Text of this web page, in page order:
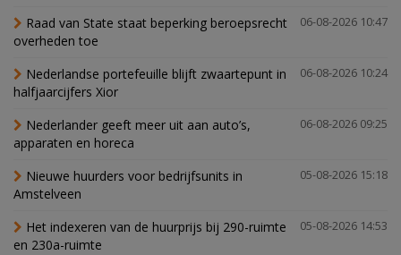
06-08-2026 10:47
Raad van State staat beperking beroepsrecht
overheden toe
06-08-2026 10:24
Nederlandse portefeuille blijft zwaartepunt in
halfjaarcijfers Xior
06-08-2026 09:25
Nederlander geeft meer uit aan auto’s,
apparaten en horeca
05-08-2026 15:18
Nieuwe huurders voor bedrijfsunits in
Amstelveen
05-08-2026 14:53
Het indexeren van de huurprijs bij 290-ruimte
en 230a-ruimte